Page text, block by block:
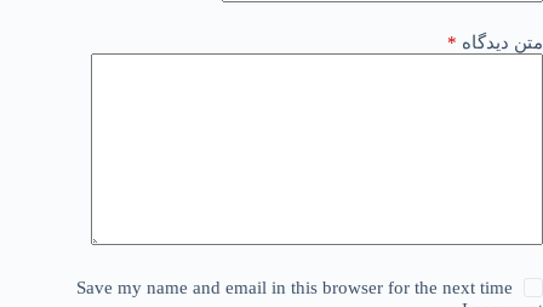
متن دیدگاه *
Save my name and email in this browser for the next time